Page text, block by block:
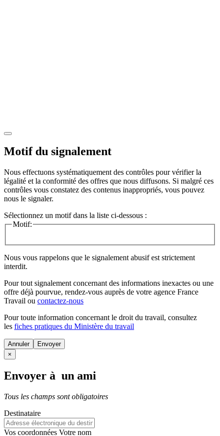
Motif du signalement
Nous effectuons systématiquement des contrôles pour vérifier la
légalité et la conformité des offres que nous diffusons. Si malgré ces
contrôles vous constatez des contenus inappropriés, vous pouvez
nous le signaler.
Sélectionnez un motif dans la liste ci-dessous :
Motif:
Nous vous rappelons que le signalement abusif est strictement
interdit.
Pour tout signalement concernant des informations inexactes ou une
offre déjà pourvue, rendez-vous auprès de votre agence France
Travail ou contactez-nous
Pour toute information concernant le droit du travail, consultez
les fiches pratiques du Ministère du travail
Annuler
×
Envoyer à un ami
Tous les champs sont obligatoires
Destinataire
Vos coordonnées Votre nom